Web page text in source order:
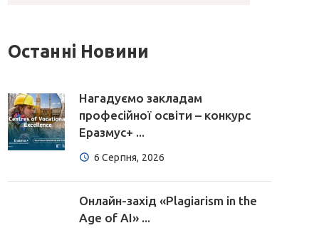
Останні Новини
Нагадуємо закладам
професійної освіти – конкурс
Еразмус+ ...
6 Серпня, 2026
Онлайн-захід «Plagiarism in the
Age of AI» ...